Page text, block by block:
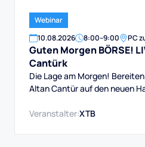
Webinar
10.08.2026 8:00–9:00 PC
Guten Morgen BÖRSE!
Cantürk
Die Lage am Morgen!
Altan Cantür auf den neuen
Veranstalter:XTB